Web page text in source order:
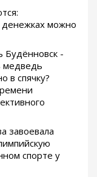
денежках можно
Будённовск -
медведь
в спячку?
завоевала
спорте у